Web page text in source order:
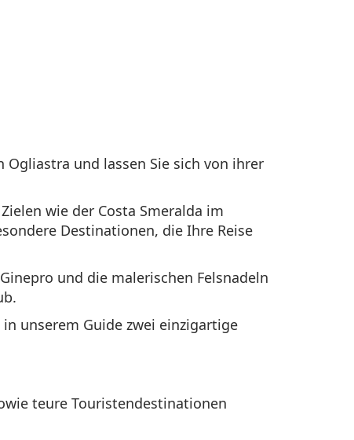
Ogliastra und lassen Sie sich von ihrer
wie der Costa Smeralda im
Destinationen, die Ihre Reise
und die malerischen Felsnadeln
unserem Guide zwei einzigartige
teure Touristendestinationen